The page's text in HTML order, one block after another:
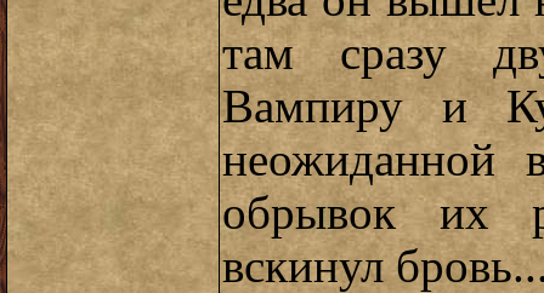
там сразу
Вампиру и
неожиданной
обрывок их
вскинул